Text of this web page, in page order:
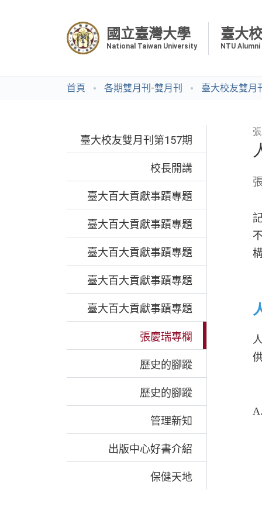
國立臺灣大學
National Taiwan University
臺大
NTU
首頁 各期雙月刊-雙月刊 臺大校友雙月
臺大校友雙月刊第157期
校長開講
臺大百大貢獻事蹟專題
臺大百大貢獻事蹟專題
臺大百大貢獻事蹟專題
臺大百大貢獻事蹟專題
臺大百大貢獻事蹟專題
張慶瑞專欄
歷史的腳蹤
歷史的腳蹤
管理新知
出版中心好書介紹
保健天地